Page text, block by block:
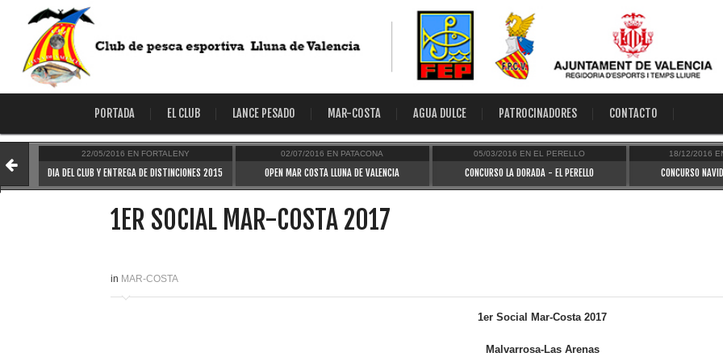
PORTADA EL CLUB LANCE PESADO MAR-COSTA AGUA DULCE PATROCINADORES CONTACTO
22/05/2016 EN FORTALENY
DIA DEL CLUB Y ENTREGA DE DISTINCIONES 2015
02/07/2016 EN PATACONA
OPEN MAR COSTA LLUNA DE VALENCIA
05/03/2016 EN EL PERELLO
CONCURSO LA DORADA - EL PERELLO
18/12/2016
CONCURSO
1ER SOCIAL MAR-COSTA 2017
in MAR-COSTA
1er Social Mar-Costa 2017
Malvarrosa-Las Arenas